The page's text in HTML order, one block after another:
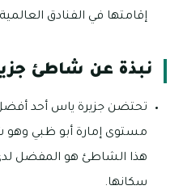
إقامتها في الفنادق
نبذة عن شاطئ
تحتضن جزيرة ياس أحد
مستوى إمارة أبو ظبي وهو
هذا الشاطئ هو المفضل لدى
سكانها.